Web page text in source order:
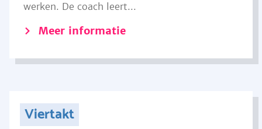
werken. De coach leert...
Meer informatie
Viertakt